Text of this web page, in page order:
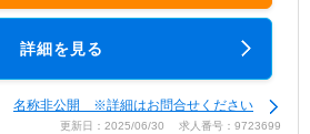
詳細を見る
名称非公開 ※詳細はお問合せください
更新日：2025/06/30 求人番号：9723699